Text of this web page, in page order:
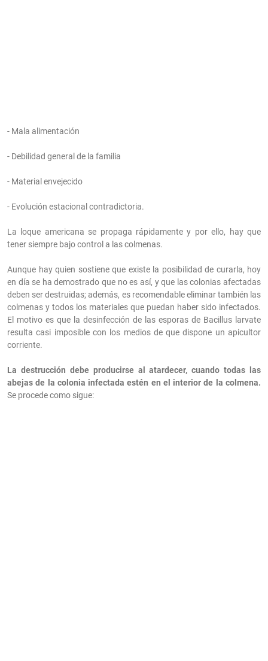
- Mala alimentación
- Debilidad general de la familia
- Material envejecido
- Evolución estacional contradictoria.
La loque americana se propaga rápidamente y por ello, hay que
tener siempre bajo control a las colmenas.
Aunque hay quien sostiene que existe la posibilidad de curarla, hoy
en día se ha demostrado que no es así, y que las colonias afectadas
deben ser destruidas; además, es recomendable eliminar también las
colmenas y todos los materiales que puedan haber sido infectados.
El motivo es que la desinfección de las esporas de Bacillus larvate
resulta casi imposible con los medios de que dispone un apicultor
corriente.
La destrucción debe producirse al atardecer, cuando todas las
abejas de la colonia infectada estén en el interior de la colmena.
Se procede como sigue: